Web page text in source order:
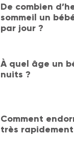
De combien
sommeil un
par jour ?
À quel âge un
nuits ?
Comment
très